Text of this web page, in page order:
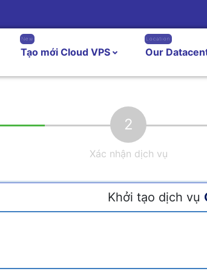
New
Tạo mới Cloud VPS
Location
Our
2
Xác nhận dịch vụ
Khởi tạo dịch vụ